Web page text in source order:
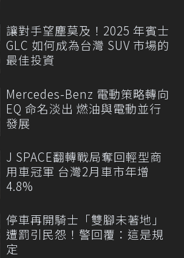
讓對手望塵莫及！2025 年賓士
GLC 如何成為台灣 SUV 市場的
最佳投資
Mercedes-Benz 電動策略轉向
EQ 命名淡出 燃油與電動並行
發展
J SPACE翻轉戰局奪回輕型商
用車冠軍 台灣2月車市年增
4.8%
停車再開騎士「雙腳未著地」
遭罰引民怨！警回覆：這是規
定